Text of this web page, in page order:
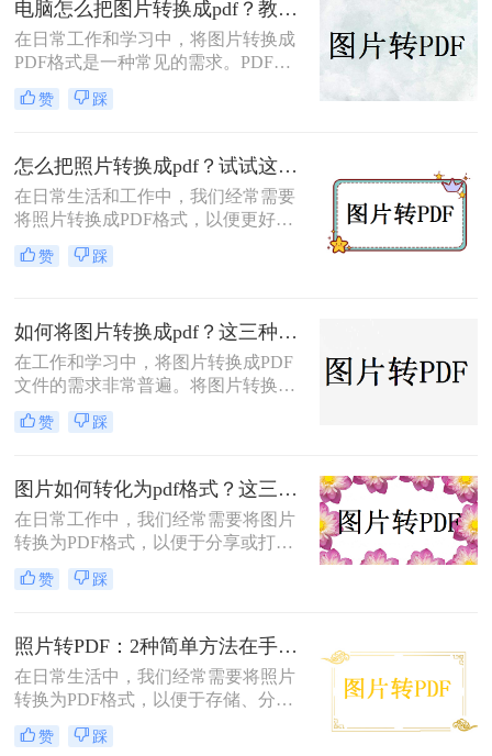
电脑怎么把图片转换成pdf？教你4种简单的方法！
在日常工作和学习中，将图片转换成
PDF格式是一种常见的需求。PDF格
式具有支持矢量图形、打印格式不走
样、兼容性高、体积小以及支持批注
格式。那么电脑怎么把图片转换成pdf
呢？本文将介绍四种常见的图片转
PDF的方法。
赞 踩
怎么把照片转换成pdf？试试这三个转换方法！
在日常生活和工作中，我们经常需要
将照片转换成PDF格式，以便更好地
进行分享、存储或打印。那么怎么把
照片转换成pdf呢？本文将介绍三种将
赞 踩
如何将图片转换成pdf？这三种方法帮助你解决问题！
在工作和学习中，将图片转换成PDF
文件的需求非常普遍。将图片转换成
PDF不仅可以方便地整合多张图片，
还可以确保文件格式的一致性和兼容
文将介绍三种常见的图片转PDF方
法。
赞 踩
图片如何转化为pdf格式？这三个实用指南收好！
在日常工作中，我们经常需要将图片
转换为PDF格式，以便于分享或打
印。那么图片如何转化为pdf格式呢？
本文将介绍三种将图片转化为PDF格
和适用场景，您可以根据自己的需求
选择最合适的方式。
赞 踩
照片转PDF：2种简单方法在手机端和电脑端的操作差异！
在日常生活中，我们经常需要将照片
转换为PDF格式，以便于存储、分享
和打印。那么照片转pdf怎么弄呢？下
面将介绍两种简单实用的方法，帮助
赞 踩